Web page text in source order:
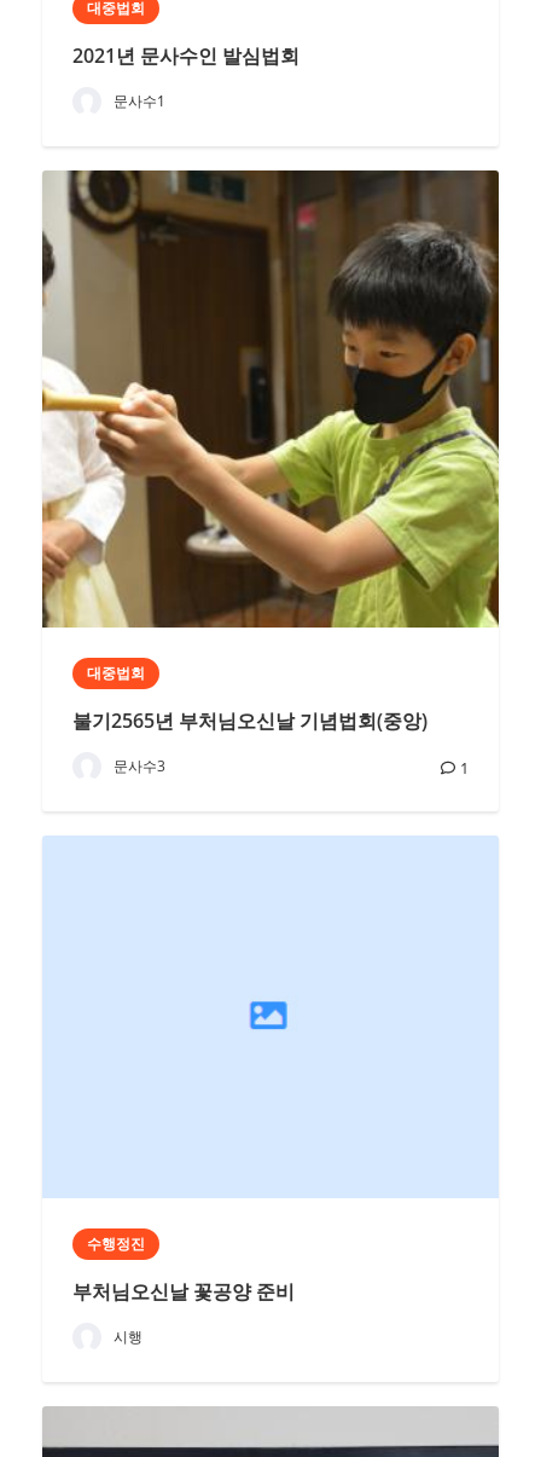
대중법회
2021년 문사수인 발심법회
문사수1
대중법회
불기2565년 부처님오신날 기념법회(중앙)
문사수3 1
수행정진
부처님오신날 꽃공양 준비
시행